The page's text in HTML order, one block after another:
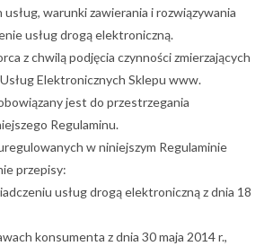
warunki zawierania i rozwiązywania
usług drogą elektroniczną.
z chwilą podjęcia czynności zmierzających
Elektronicznych Sklepu www.
jest do przestrzegania
Regulaminu.
w niniejszym Regulaminie
przepisy:
usług drogą elektroniczną z dnia 18
konsumenta z dnia 30 maja 2014 r.,